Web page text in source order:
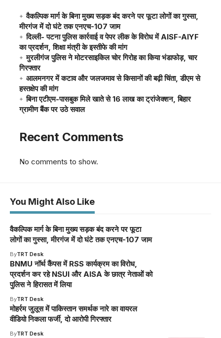
वैकल्पिक मार्ग के बिना मुख्य सड़क बंद करने पर फूटा लोगों का गुस्सा,
मीरगंज में दो घंटे तक एनएच-107 जाम
दिल्ली- पटना पुलिस कार्रवाई व पेपर लीक के विरोध में AISF-AIYF
का प्रदर्शन, शिक्षा मंत्री के इस्तीफे की मांग
मुरलीगंज पुलिस ने मोटरसाइकिल चोर गिरोह का किया भंडाफोड़, चार
गिरफ्तार
आलमनगर में कटाव और जलजमाव से किसानों की बढ़ी चिंता, डीएम से
हस्तक्षेप की मांग
बिना एटीएम-पासबुक मिले खाते से 16 लाख का ट्रांजेक्शन, बिहार
ग्रामीण बैंक पर उठे सवाल
Recent Comments
No comments to show.
You Might Also Like
वैकल्पिक मार्ग के बिना मुख्य सड़क बंद करने पर फूटा
लोगों का गुस्सा, मीरगंज में दो घंटे तक एनएच-107 जाम
ByTRT Desk
BNMU नॉर्थ कैंपस में RSS कार्यक्रम का विरोध,
प्रदर्शन कर रहे NSUI और AISA के छात्र नेताओं को
पुलिस ने हिरासत में लिया
ByTRT Desk
मोहर्रम जुलूस में पाकिस्तान समर्थक नारे का वायरल
वीडियो निकला फर्जी, दो आरोपी गिरफ्तार
ByTRT Desk